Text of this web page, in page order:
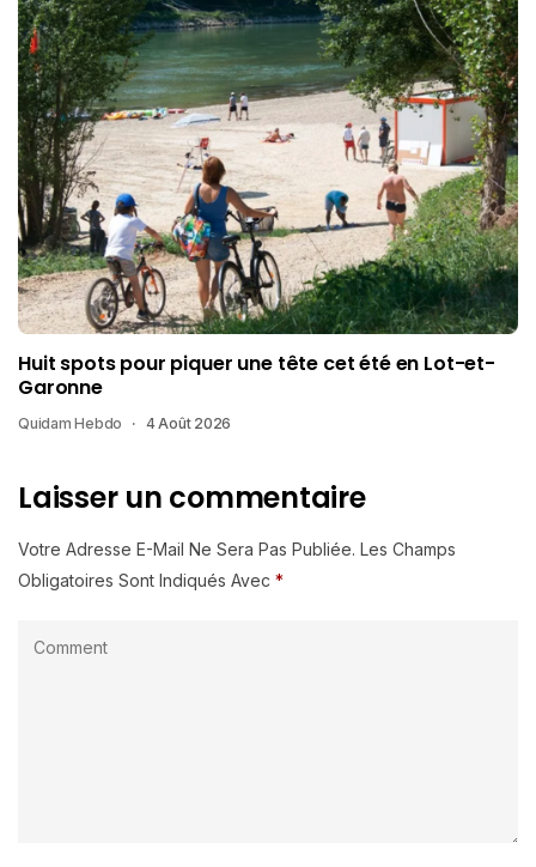
Huit spots pour piquer une tête cet été en Lot-et-
Garonne
Quidam Hebdo 4 Août 2026
Laisser un commentaire
Votre Adresse E-Mail Ne Sera Pas Publiée. Les Champs
Obligatoires Sont Indiqués Avec *